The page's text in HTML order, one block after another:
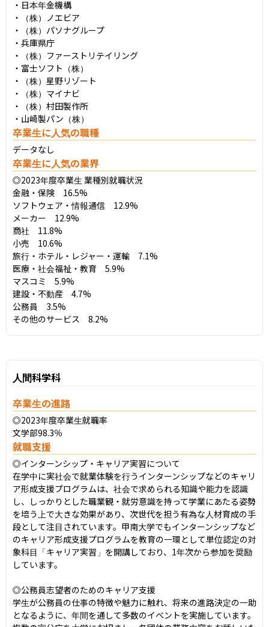
・日本年金機構
・（株）ノエビア
・（株）パソナグループ
・兵庫県庁
・（株）ファーストリテイリング
・富士ソフト（株）
・（株）星野リゾート
・（株）マイナビ
・（株）村田製作所
・山崎製パン（株）
卒業生に人気の職種
データなし
卒業生に人気の業界
◎2023年度卒業生 業種別就職状況
金融・保険　16.5%
ソフトウェア・情報通信　12.9%
メーカー　12.9%
商社　11.8%
小売　10.6%
旅行・ホテル・レジャー・運輸　7.1%
医療・社会福祉・教育　5.9%
マスコミ　5.9%
建設・不動産　4.7%
公務員　3.5%
その他のサービス　8.2%
人間科学科
卒業生の進路
◎2023年度卒業生就職率
文学部98.3％
就職支援
◎インターンシップ・キャリア実習について
在学中に実社会で就業体験を行うインターンシップなどのキャリ
ア形成支援プログラムは、社会で求められる知識や能力を認識
し、しっかりとした職業観・就労意識を持って学業にあたる姿勢
を培う上で大きな効果があり、次世代を担う有為な人材育成の手
段として注目されています。甲南大学でもインターンシップなど
のキャリア形成支援プログラムを教育の一環として単位認定の対
象科目「キャリア実習」を開講しており、1年次から参加を奨励
しています。
◎公務員志望者のためのキャリア支援
学生が公務員の仕事の特徴や魅力に触れ、将来の進路決定の一助
となるように、年間を通して多数のイベントを実施しています。